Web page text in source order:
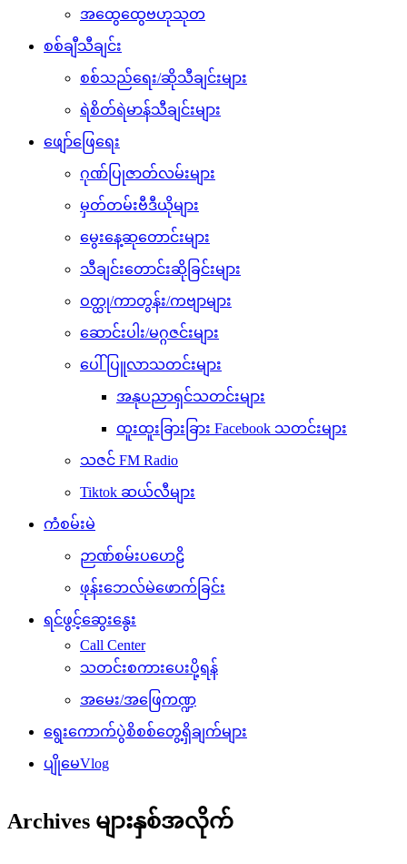
အထွေထွေဗဟုသုတ
စစ်ချီသီချင်း
စစ်သည်ရေး/ဆိုသီချင်းများ
ရဲစိတ်ရဲမာန်သီချင်းများ
ဖျော်ဖြေရေး
ဂုဏ်ပြုဇာတ်လမ်းများ
မှတ်တမ်းဗီဒီယိုများ
မွေးနေ့ဆုတောင်းများ
သီချင်းတောင်းဆိုခြင်းများ
ဝတ္ထု/ကာတွန်း/ကဗျာများ
ဆောင်းပါး/မဂ္ဂဇင်းများ
ပေါ်ပြူလာသတင်းများ
အနုပညာရှင်သတင်းများ
ထူးထူးခြားခြား Facebook သတင်းများ
သဇင် FM Radio
Tiktok ဆယ်လီများ
ကံစမ်းမဲ
ဉာဏ်စမ်းပဟေဠိ
ဖုန်းဘေလ်မဲဖောက်ခြင်း
ရင်ဖွင့်ဆွေးနွေး
Call Center
သတင်းစကားပေးပို့ရန်
အမေး/အဖြေကဏ္ဍ
ရွေးကောက်ပွဲစိစစ်တွေ့ရှိချက်များ
ပျိုမေVlog
Archives များနှစ်အလိုက်